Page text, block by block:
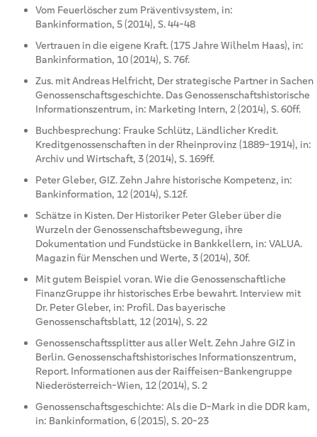
Vom Feuerlöscher zum Präventivsystem, in:
Bankinformation, 5 (2014), S. 44-48
Vertrauen in die eigene Kraft. (175 Jahre Wilhelm Haas), in:
Bankinformation, 10 (2014), S. 76f.
Zus. mit Andreas Helfricht, Der strategische Partner in Sachen
Genossenschaftsgeschichte. Das Genossenschaftshistorische
Informationszentrum, in: Marketing Intern, 2 (2014), S. 60ff.
Buchbesprechung: Frauke Schlütz, Ländlicher Kredit.
Kreditgenossenschaften in der Rheinprovinz (1889-1914), in:
Archiv und Wirtschaft, 3 (2014), S. 169ff.
Peter Gleber, GIZ. Zehn Jahre historische Kompetenz, in:
Bankinformation, 12 (2014), S.12f.
Schätze in Kisten. Der Historiker Peter Gleber über die
Wurzeln der Genossenschaftsbewegung, ihre
Dokumentation und Fundstücke in Bankkellern, in: VALUA.
Magazin für Menschen und Werte, 3 (2014), 30f.
Mit gutem Beispiel voran. Wie die Genossenschaftliche
FinanzGruppe ihr historisches Erbe bewahrt. Interview mit
Dr. Peter Gleber, in: Profil. Das bayerische
Genossenschaftsblatt, 12 (2014), S. 22
Genossenschaftssplitter aus aller Welt. Zehn Jahre GIZ in
Berlin. Genossenschaftshistorisches Informationszentrum,
Report. Informationen aus der Raiffeisen-Bankengruppe
Niederösterreich-Wien, 12 (2014), S. 2
Genossenschaftsgeschichte: Als die D-Mark in die DDR kam,
in: Bankinformation, 6 (2015), S. 20-23